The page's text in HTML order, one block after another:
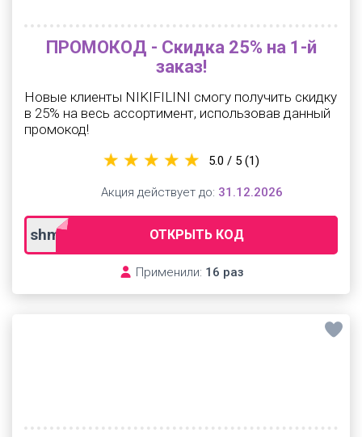
ПРОМОКОД - Скидка 25% на 1-й
заказ!
Новые клиенты NIKIFILINI смогу получить скидку
в 25% на весь ассортимент, использовав данный
промокод!
shmothanter ОТКРЫТЬ КОД
Применили: 16 раз
5.0 / 5 (1)
Акция действует до: 31.12.2026